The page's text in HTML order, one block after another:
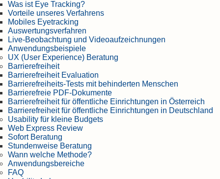
Was ist Eye Tracking?
Vorteile unseres Verfahrens
Mobiles Eyetracking
Auswertungsverfahren
Live-Beobachtung und Videoaufzeichnungen
Anwendungsbeispiele
UX (User Experience) Beratung
Barrierefreiheit
Barrierefreiheit Evaluation
Barrierefreiheits-Tests mit behinderten Menschen
Barrierefreie PDF-Dokumente
Barrierefreiheit für öffentliche Einrichtungen in Österreich
Barrierefreiheit für öffentliche Einrichtungen in Deutschland
Usability für kleine Budgets
Web Express Review
Sofort Beratung
Stundenweise Beratung
Wann welche Methode?
Anwendungsbereiche
FAQ